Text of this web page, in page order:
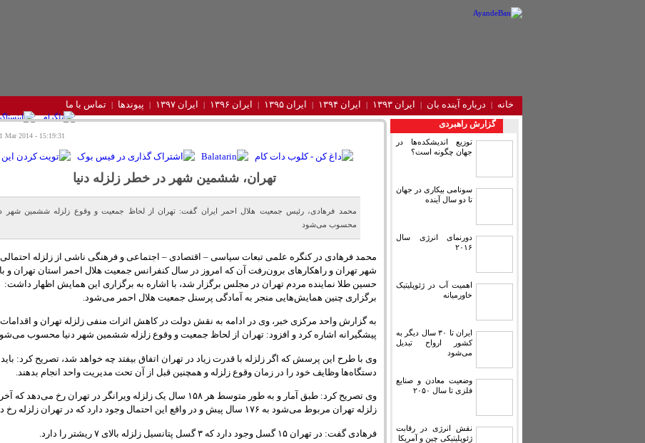
خانه درباره آینده‌ بان ایران ۱۳۹۳ ایران ۱۳۹۴ ایران ۱۳۹۵ ایران ۱۳۹۶ ایران ۱۳۹۷ پیوندها تماس با ما
گزارش راهبردی
توزیع اندیشکده‌ها در
جهان چگونه است؟
سونامی بیکاری در جهان
تا دو سال آینده
دورنمای انرژی سال
۲۰۱۶
اهمیت آب در ژئوپلیتیک
خاورمیانه
ایران تا ۳۰ سال دیگر به
کشور ارواح تبدیل
می‌شود
وضعیت معادن و صنایع
فلزی تا سال ۲۰۵۰
نقش انرژی در رقابت
ژئوپلیتیکی چین و آمریکا
15:19:31 - Saturday 1 Mar 2014
تهران، ششمین شهر در خطر زلزله دنیا
محمد فرهادی، رئیس جمعیت هلال احمر ایران گفت: تهران از لحاظ جمعیت و وقوع زلزله ششمین شهر
محسوب می‌شود
محمد فرهادی در کنگره علمی تبعات سیاسی – اقتصادی – اجتماعی و فرهنگی ناشی از زلزله احتمالی
شهر تهران و راهکارهای برون‌رفت آن که امروز در سال کنفرانس جمعیت هلال احمر استان تهران و
حسین طلا نماینده مردم تهران در مجلس برگزار شد، با اشاره به برگزاری این همایش اظهار داشت:
برگزاری چنین همایش‌هایی منجر به آمادگی پرسنل جمعیت هلال احمر می‌شود.
به گزارش واحد مرکزی خبر، وی در ادامه به نقش دولت در کاهش اثرات منفی زلزله تهران و اقدامات
پیشگیرانه اشاره کرد و افزود: تهران از لحاظ جمعیت و وقوع زلزله ششمین شهر دنیا محسوب
وی با طرح این پرسش که اگر زلزله با قدرت زیاد در تهران اتفاق بیفتد چه خواهد شد، تصریح کرد: باید
دستگاه‌ها وظایف خود را در زمان وقوع زلزله و همچنین قبل از آن تحت مدیریت واحد انجام بدهند.
وی تصریح کرد: طبق آمار و به طور متوسط هر ۱۵۸ سال یک زلزله ویرانگر در تهران رخ می‌دهد که
زلزله تهران مربوط می‌شود به ۱۷۶ سال پیش و در واقع این احتمال وجود دارد که در تهران زلزله رخ دهد.
فرهادی گفت: در تهران ۱۵ گسل وجود دارد که ۳ گسل پتانسیل زلزله بالای ۷ ریشتر را دارد.